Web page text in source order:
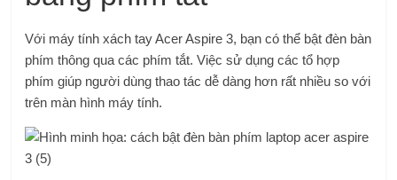
Với máy tính xách tay Acer Aspire 3, bạn có thể bật đèn bàn
phím thông qua các phím tắt. Việc sử dụng các tổ hợp
phím giúp người dùng thao tác dễ dàng hơn rất nhiều so với
trên màn hình máy tính.